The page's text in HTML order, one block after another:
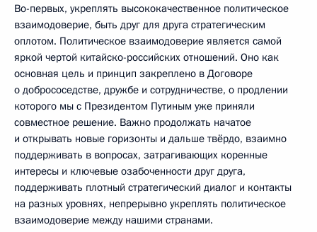
Во-первых, укреплять высококачественное политическое
взаимодоверие, быть друг для друга стратегическим
оплотом. Политическое взаимодоверие является самой
яркой чертой китайско-российских отношений. Оно как
основная цель и принцип закреплено в Договоре
о добрососедстве, дружбе и сотрудничестве, о продлении
которого мы с Президентом Путиным уже приняли
совместное решение. Важно продолжать начатое
и открывать новые горизонты и дальше твёрдо, взаимно
поддерживать в вопросах, затрагивающих коренные
интересы и ключевые озабоченности друг друга,
поддерживать плотный стратегический диалог и контакты
на разных уровнях, непрерывно укреплять политическое
взаимодоверие между нашими странами.